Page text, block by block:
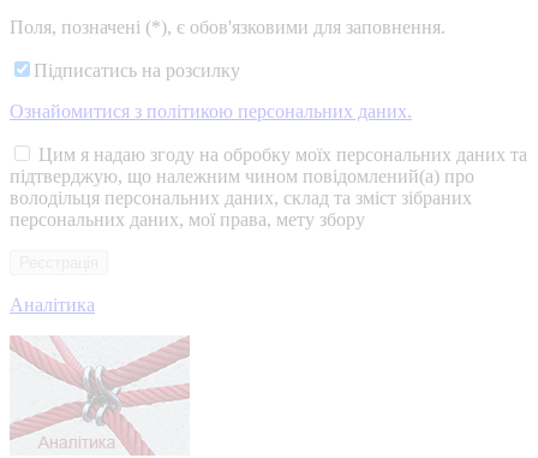
Поля, позначені (*), є обов'язковими для заповнення.
Підписатись на розсилку
Ознайомитися з політикою персональних даних.
Цим я надаю згоду на обробку моїх персональних даних та
підтверджую, що належним чином повідомлений(а) про
володільця персональних даних, склад та зміст зібраних
персональних даних, мої права, мету збору
Аналітика